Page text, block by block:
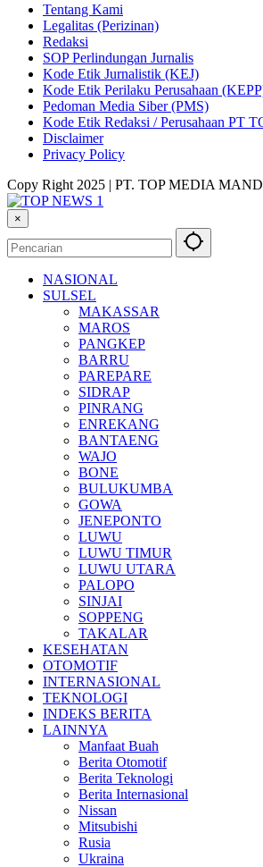
Tentang Kami
Legalitas (Perizinan)
Redaksi
SOP Perlindungan Jurnalis
Kode Etik Jurnalistik (KEJ)
Kode Etik Perilaku Perusahaan
Pedoman Media Siber (PMS)
Kode Etik Redaksi / Perusahaan PT
Disclaimer
Privacy Policy
Copy Right 2025 | PT. TOP MEDIA
×
NASIONAL
SULSEL
MAKASSAR
MAROS
PANGKEP
BARRU
PAREPARE
SIDRAP
PINRANG
ENREKANG
BANTAENG
WAJO
BONE
BULUKUMBA
GOWA
JENEPONTO
LUWU
LUWU TIMUR
LUWU UTARA
PALOPO
SINJAI
SOPPENG
TAKALAR
KESEHATAN
OTOMOTIF
INTERNASIONAL
TEKNOLOGI
INDEKS BERITA
LAINNYA
Manfaat Buah
Berita Otomotif
Berita Teknologi
Berita Internasional
Nissan
Mitsubishi
Rusia
Ukraina